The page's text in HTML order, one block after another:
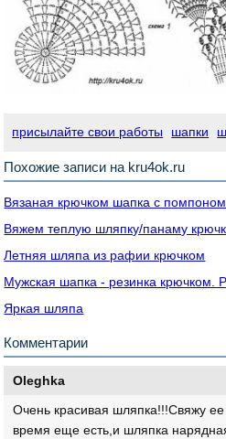
присылайте свои работы шапки
Похожие записи на kru4ok.ru
Вязаная крючком шапка с
Вяжем теплую шляпку/панаму
Летняя шляпа из рафии крючком
Мужская шапка - резинка крючком.
Яркая шляпа
Комментарии
Oleghka
Очень красивая шляпка!!!Свяжу
время еще есть,и шляпка